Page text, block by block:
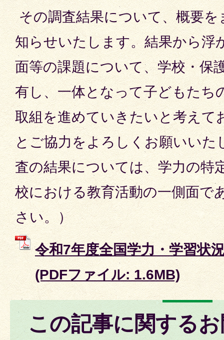
その調査結果について、概要
知らせいたします。結果から浮
面等の課題について、学校・保
有し、一体となって子どもたち
取組を進めていきたいと考えて
とご協力をよろしくお願いいた
査の結果については、学力の特
校における教育活動の一側面で
さい。）
令和7年度全国学力・学習状
(PDFファイル: 1.6MB)
この記事に関する